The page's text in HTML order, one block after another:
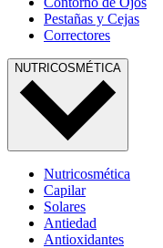
Pestañas y Cejas
Correctores
NUTRICOSMÉTICA
Nutricosmética
Capilar
Solares
Antiedad
Antioxidantes